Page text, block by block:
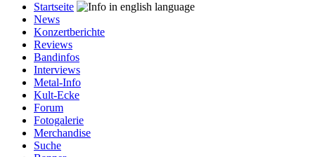
Startseite
News
Konzertberichte
Reviews
Bandinfos
Interviews
Metal-Info
Kult-Ecke
Forum
Fotogalerie
Merchandise
Suche